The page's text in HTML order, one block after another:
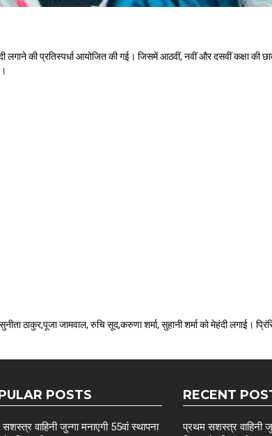
लगाने की प्रतिस्पर्धा आयोजित की गई। जिसमें आठवीं, नवीं और दसवीं कक्षा की
ठाकुर,पूजा जामवाल, रुचि सूद,करुणा शर्मा, सुहानी शर्मा को मेहंदी लगाई।
POSTS
वाहिनी जुन्गा मनाएगी 55वां स्थापना
RECENT
प्रथम सशस्त्र वाहिनी